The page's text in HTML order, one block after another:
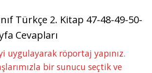
Türkçe 2. Kitap 47-48-49-50-
Cevapları
uygulayarak röportaj yapınız.
bir sunucu seçtik ve